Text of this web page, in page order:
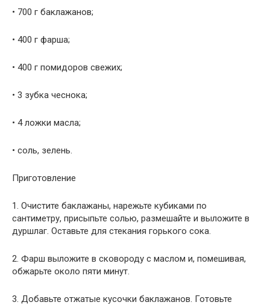
• 700 г баклажанов;
• 400 г фарша;
• 400 г помидоров свежих;
• 3 зубка чеснока;
• 4 ложки масла;
• соль, зелень.
Приготовление
1. Очистите баклажаны, нарежьте кубиками по
сантиметру, присыпьте солью, размешайте и выложите в
дуршлаг. Оставьте для стекания горького сока.
2. Фарш выложите в сковороду с маслом и, помешивая,
обжарьте около пяти минут.
3. Добавьте отжатые кусочки баклажанов. Готовьте